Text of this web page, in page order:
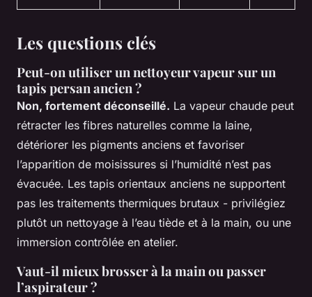
Les questions clés
Peut-on utiliser un nettoyeur vapeur sur un
tapis persan ancien ?
Non, fortement déconseillé. La vapeur chaude peut
rétracter les fibres naturelles comme la laine,
détériorer les pigments anciens et favoriser
l’apparition de moisissures si l’humidité n’est pas
évacuée. Les tapis orientaux anciens ne supportent
pas les traitements thermiques brutaux - privilégiez
plutôt un nettoyage à l’eau tiède et à la main, ou une
immersion contrôlée en atelier.
Vaut-il mieux brosser à la main ou passer
l’aspirateur ?